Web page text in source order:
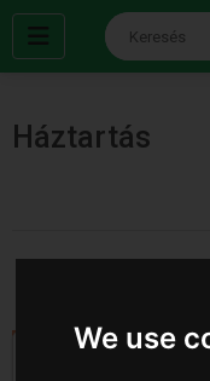
We use
Háztartás